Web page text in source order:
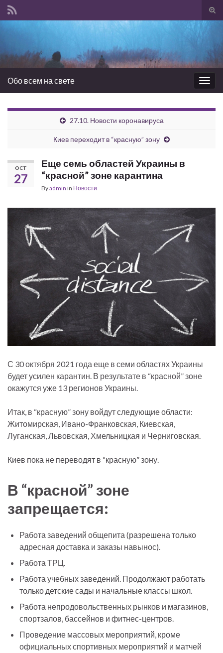
Обо всем на свете
27.10. Новости коронавируса
Киев переходит в “красную” зону
OCT
27
Еще семь областей Украины в
“красной” зоне карантина
Byadmin in Новости
С 30 октября 2021 года еще в семи областях Украины
будет усилен карантин. В результате в “красной” зоне
окажутся уже 13 регионов Украины.
Итак, в “красную” зону войдут следующие области:
Житомирская, Ивано-Франковская, Киевская,
Луганская, Львовская, Хмельницкая и Черниговская.
Киев пока не переводят в “красную” зону.
В “красной” зоне
запрещается:
Работа заведений общепита (разрешена только
адресная доставка и заказы навынос).
Работа ТРЦ.
Работа учебных заведений. Продолжают работать
только детские сады и начальные классы школ.
Работа непродовольственных рынков и магазинов,
спортзалов, бассейнов и фитнес-центров.
Проведение массовых мероприятий, кроме
официальных спортивных мероприятий и матчей